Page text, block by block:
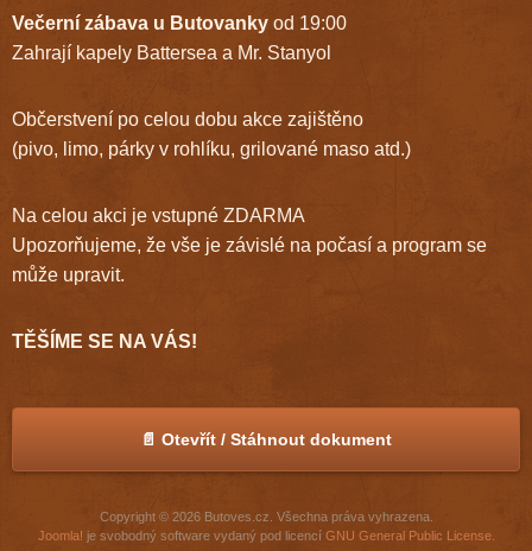
Večerní zábava u Butovanky od 19:00
Zahrají kapely Battersea a Mr. Stanyol
Občerstvení po celou dobu akce zajištěno
(pivo, limo, párky v rohlíku, grilované maso atd.)
Na celou akci je vstupné ZDARMA
Upozorňujeme, že vše je závislé na počasí a program se
může upravit.
TĚŠÍME SE NA VÁS!
📄 Otevřít / Stáhnout dokument
Copyright © 2026 Butoves.cz. Všechna práva vyhrazena.
Joomla! je svobodný software vydaný pod licencí GNU General Public License.